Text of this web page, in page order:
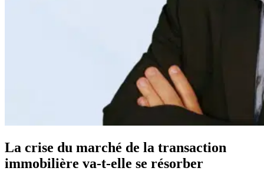
La crise du marché de la transaction
immobilière va-t-elle se résorber